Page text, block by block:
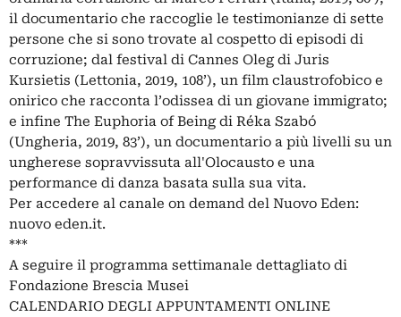
il documentario che raccoglie le testimonianze di sette
persone che si sono trovate al cospetto di episodi di
corruzione; dal festival di Cannes Oleg di Juris
Kursietis (Lettonia, 2019, 108’), un film claustrofobico e
onirico che racconta l’odissea di un giovane immigrato;
e infine The Euphoria of Being di Réka Szabó
(Ungheria, 2019, 83’), un documentario a più livelli su un
ungherese sopravvissuta all'Olocausto e una
performance di danza basata sulla sua vita.
Per accedere al canale on demand del Nuovo Eden:
nuovo eden.it.
***
A seguire il programma settimanale dettagliato di
Fondazione Brescia Musei
CALENDARIO DEGLI APPUNTAMENTI ONLINE